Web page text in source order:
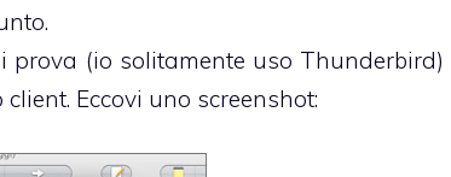
prova (io solitamente uso Thunderbird)
Eccovi uno screenshot: